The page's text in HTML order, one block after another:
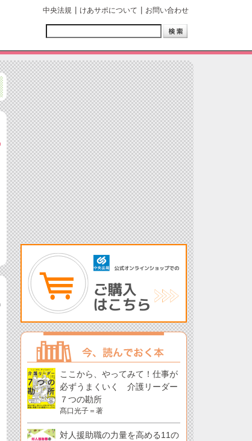
中央法規 けあサポについて お問い合わせ
ここから、やってみて！仕事が
必ずうまくいく 介護リーダー
７つの勘所
髙口光子＝著
対人援助職の力量を高める11の